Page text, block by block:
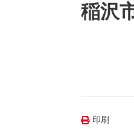
稲沢
印刷